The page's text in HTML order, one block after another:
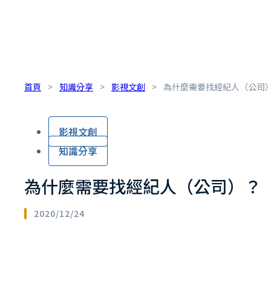
首頁 > 知識分享 > 影視文創 > 為什麼需要找經紀人（公司
影視文創
知識分享
為什麼需要找經紀人（公司）？
2020/12/24